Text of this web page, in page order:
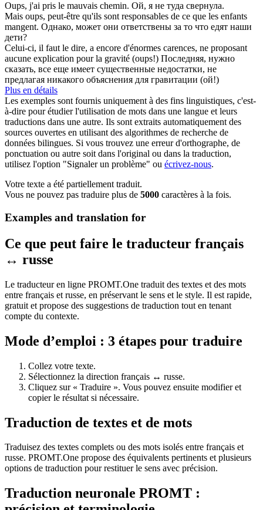
Oups, j'ai pris le mauvais chemin. Ой, я не туда свернула.
Mais oups, peut-être qu'ils sont responsables de ce que les enfants
mangent. Однако, может они ответствены за то что едят наши
дети?
Celui-ci, il faut le dire, a encore d'énormes carences, ne proposant
aucune explication pour la gravité (oups!) Последняя, нужно
сказать, все еще имеет существенные недостатки, не
предлагая никакого объяснения для гравитации (ой!)
Plus en détails
Les exemples sont fournis uniquement à des fins linguistiques, c'est-
à-dire pour étudier l'utilisation de mots dans une langue et leurs
traductions dans une autre. Ils sont extraits automatiquement des
sources ouvertes en utilisant des algorithmes de recherche de
données bilingues. Si vous trouvez une erreur d'orthographe, de
ponctuation ou autre soit dans l'original ou dans la traduction,
utilisez l'option "Signaler un problème" ou écrivez-nous.
Votre texte a été partiellement traduit.
Vous ne pouvez pas traduire plus de 5000 caractères à la fois.
Examples and translation for
Ce que peut faire le traducteur français
↔ russe
Le traducteur en ligne PROMT.One traduit des textes et des mots
entre français et russe, en préservant le sens et le style. Il est rapide,
gratuit et propose des suggestions de traduction tout en tenant
compte du contexte.
Mode d’emploi : 3 étapes pour traduire
Collez votre texte.
Sélectionnez la direction français ↔ russe.
Cliquez sur « Traduire ». Vous pouvez ensuite modifier et
copier le résultat si nécessaire.
Traduction de textes et de mots
Traduisez des textes complets ou des mots isolés entre français et
russe. PROMT.One propose des équivalents pertinents et plusieurs
options de traduction pour restituer le sens avec précision.
Traduction neuronale PROMT :